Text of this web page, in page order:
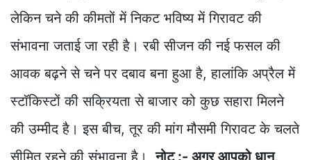
लेकिन चने की कीमतों में निकट भविष्य में गिरावट की
संभावना जताई जा रही है। रबी सीजन की नई फसल की
आवक बढ़ने से चने पर दबाव बना हुआ है, हालांकि अप्रैल में
स्टॉकिस्टों की सक्रियता से बाजार को कुछ सहारा मिलने
की उम्मीद है। इस बीच, तूर की मांग मौसमी गिरावट के चलते